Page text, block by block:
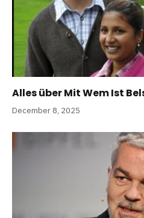
Alles über Mit Wem Ist
December 8, 2025